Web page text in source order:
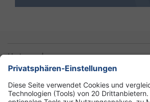
Unternehmen
Informationen